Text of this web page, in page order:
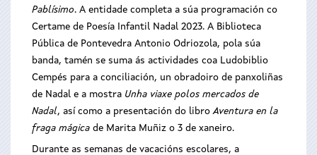
Pablísimo. A entidade completa a súa programación co
Certame de Poesía Infantil Nadal 2023. A Biblioteca
Pública de Pontevedra Antonio Odriozola, pola súa
banda, tamén se suma ás actividades coa Ludobiblio
Cempés para a conciliación, un obradoiro de panxoliñas
de Nadal e a mostra Unha viaxe polos mercados de
Nadal, así como a presentación do libroAventura en la
fraga mágica de Marita Muñiz o 3 de xaneiro.
Durante as semanas de vacacións escolares, a